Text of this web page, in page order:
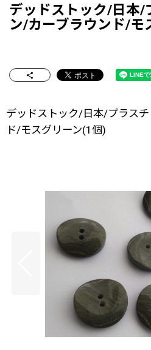
デッドストック/日本/
ン/カーブラウンド/モ
デッドストック/日本/プラス
ド/モスグリーン(1個)